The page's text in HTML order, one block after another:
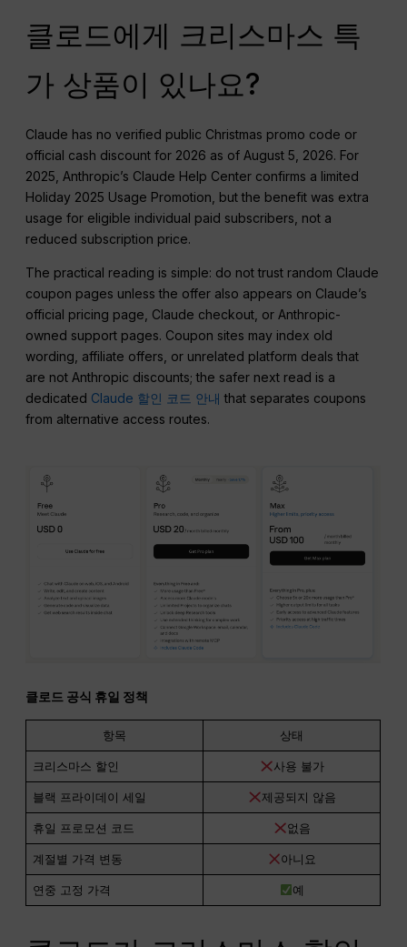
클로드에게 크리스마스 특
가 상품이 있나요?
Claude has no verified public Christmas promo code or
official cash discount for 2026 as of August 5, 2026. For
2025, Anthropic’s Claude Help Center confirms a limited
Holiday 2025 Usage Promotion, but the benefit was extra
usage for eligible individual paid subscribers, not a
reduced subscription price.
The practical reading is simple: do not trust random Claude
coupon pages unless the offer also appears on Claude’s
official pricing page, Claude checkout, or Anthropic-
owned support pages. Coupon sites may index old
wording, affiliate offers, or unrelated platform deals that
are not Anthropic discounts; the safer next read is a
dedicated Claude 할인 코드 안내 that separates coupons
from alternative access routes.
클로드 공식 휴일 정책
항목 상태
크리스마스 할인 사용 불가
블랙 프라이데이 세일 제공되지 않음
휴일 프로모션 코드 없음
계절별 가격 변동 아니요
연중 고정 가격 예